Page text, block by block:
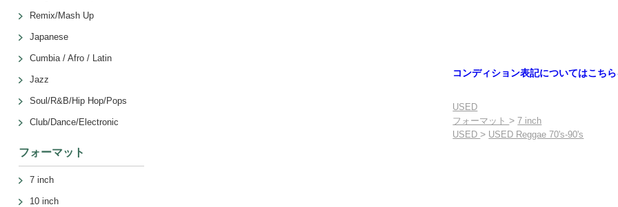
コンディション表記についてはこち
USED
フォーマット>7 inch
USED> USED Reggae 70's-90's
Remix/Mash Up
Japanese
Cumbia / Afro / Latin
Jazz
Soul/R&B/Hip Hop/Pops
Club/Dance/Electronic
フォーマット
7 inch
10 inch